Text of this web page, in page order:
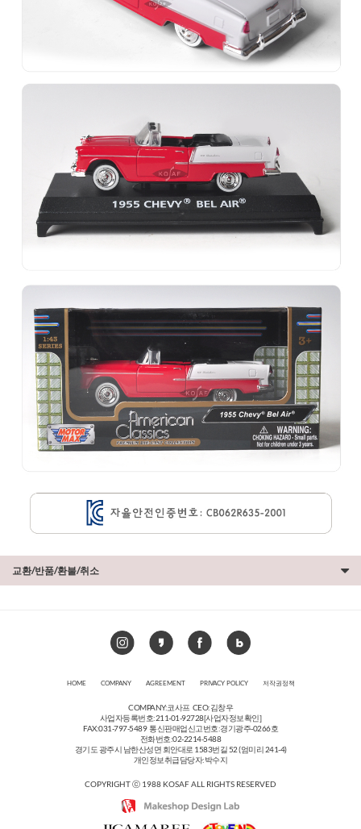
교환/반품/환불/취소
HOME COMPANY AGREEMENT PRIVACY POLICY 저작권정책
COMPANY:코사프 CEO:김창우
사업자등록번호:211-01-92728[사업자정보확인]
FAX:031-797-5489 통신판매업신고번호:경기광주-0266호
전화번호:02-2214-5488
경기도 광주시 남한산성면 회안대로 1583번길 52 (엄미리 241-4)
개인정보취급담당자:박수지
COPYRIGHT ⓒ 1988 KOSAF ALL RIGHTS RESERVED